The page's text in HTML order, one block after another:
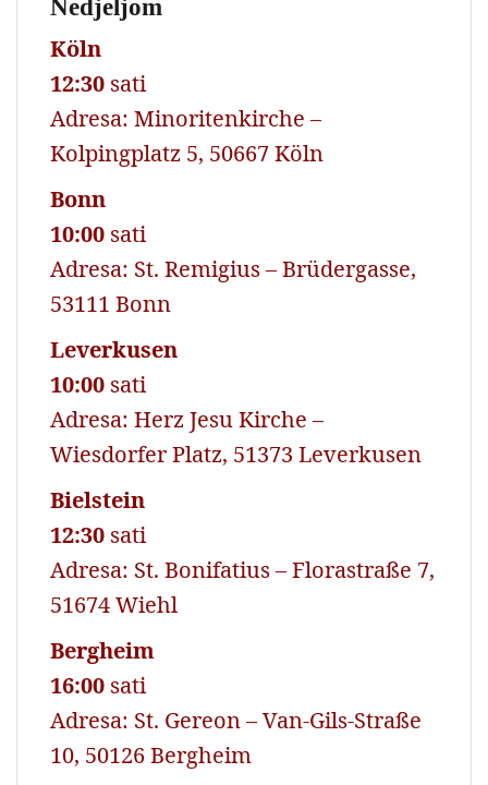
Nedjeljom
Köln
12:30 sati
Adresa: Minoritenkirche –
Kolpingplatz 5, 50667 Köln
Bonn
10:00 sati
Adresa: St. Remigius – Brüdergasse,
53111 Bonn
Leverkusen
10:00 sati
Adresa: Herz Jesu Kirche –
Wiesdorfer Platz, 51373 Leverkusen
Bielstein
12:30 sati
Adresa: St. Bonifatius – Florastraße 7,
51674 Wiehl
Bergheim
16:00 sati
Adresa: St. Gereon – Van-Gils-Straße
10, 50126 Bergheim